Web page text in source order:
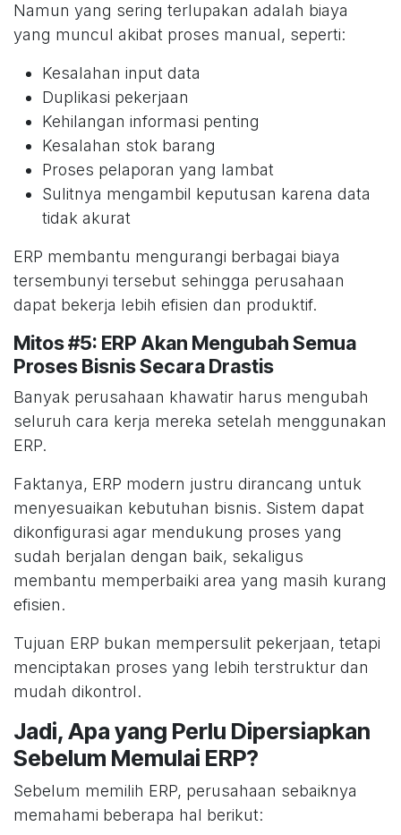
Namun yang sering terlupakan adalah biaya
yang muncul akibat proses manual, seperti:
Kesalahan input data
Duplikasi pekerjaan
Kehilangan informasi penting
Kesalahan stok barang
Proses pelaporan yang lambat
Sulitnya mengambil keputusan karena data
tidak akurat
ERP membantu mengurangi berbagai biaya
tersembunyi tersebut sehingga perusahaan
dapat bekerja lebih efisien dan produktif.
Mitos #5: ERP Akan Mengubah Semua
Proses Bisnis Secara Drastis
Banyak perusahaan khawatir harus mengubah
seluruh cara kerja mereka setelah menggunakan
ERP.
Faktanya, ERP modern justru dirancang untuk
menyesuaikan kebutuhan bisnis. Sistem dapat
dikonfigurasi agar mendukung proses yang
sudah berjalan dengan baik, sekaligus
membantu memperbaiki area yang masih kurang
efisien.
Tujuan ERP bukan mempersulit pekerjaan, tetapi
menciptakan proses yang lebih terstruktur dan
mudah dikontrol.
Jadi, Apa yang Perlu Dipersiapkan
Sebelum Memulai ERP?
Sebelum memilih ERP, perusahaan sebaiknya
memahami beberapa hal berikut: